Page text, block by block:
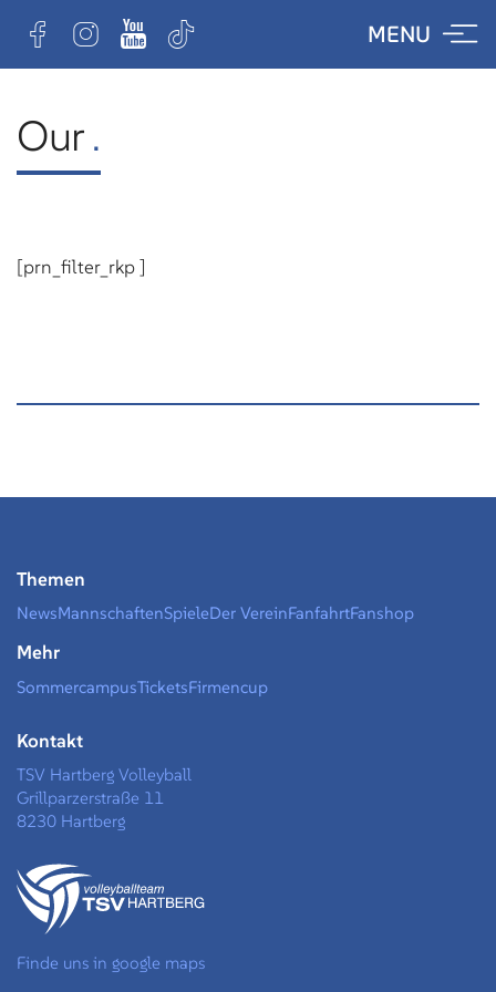
content
MENU
Our.
[prn_filter_rkp ]
Finde uns in google maps
Themen
NewsMannschaftenSpieleDer VereinFanfahrtFanshop
Mehr
SommercampusTicketsFirmencup
Kontakt
TSV Hartberg Volleyball
Grillparzerstraße 11
8230 Hartberg